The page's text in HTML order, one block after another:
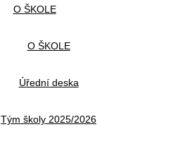
O ŠKOLE
O ŠKOLE
Úřední deska
Tým školy 2025/2026